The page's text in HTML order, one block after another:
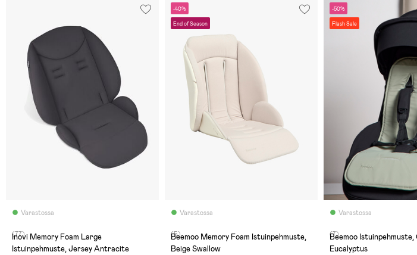
Varastossa
(77)
Inovi Memory Foam Large
Istuinpehmuste, Jersey Antracite
-40%
End of Season
Varastossa
(5)
Beemoo Memory Foam Istuinpehmuste,
Beige Swallow
-50%
Flash Sale
Varastossa
(7)
Beemoo Istuinpehmuste,
Eucalyptus